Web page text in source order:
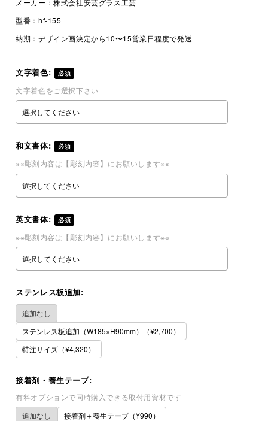
型番： hf-155
納期： デザイン画決定から10〜15営業日程度で発送
文字着色: 必須
文字着色をご選択下さい
和文書体: 必須
※※彫刻内容は【彫刻内容】にお願いします※※
英文書体: 必須
※※彫刻内容は【彫刻内容】にお願いします※※
ステンレス板追加:
追加なし
ステンレス板追加（W185×H90mm）（¥2,700）
特注サイズ（¥4,320）
接着剤・養生テープ:
有料オプションで同時購入できる取付用資材です
追加なし
接着剤＋養生テープ（¥990）